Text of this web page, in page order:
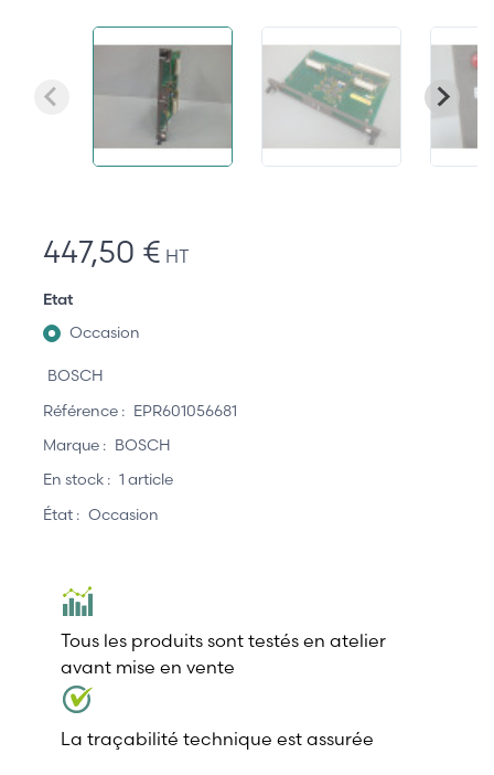
447,50 € HT
Etat
Occasion
BOSCH
Référence : EPR601056681
Marque : BOSCH
En stock : 1 article
État : Occasion
Tous les produits sont testés en atelier
avant mise en vente
La traçabilité technique est assurée